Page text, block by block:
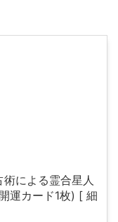
術による霊合星人
運カード1枚) [ 細